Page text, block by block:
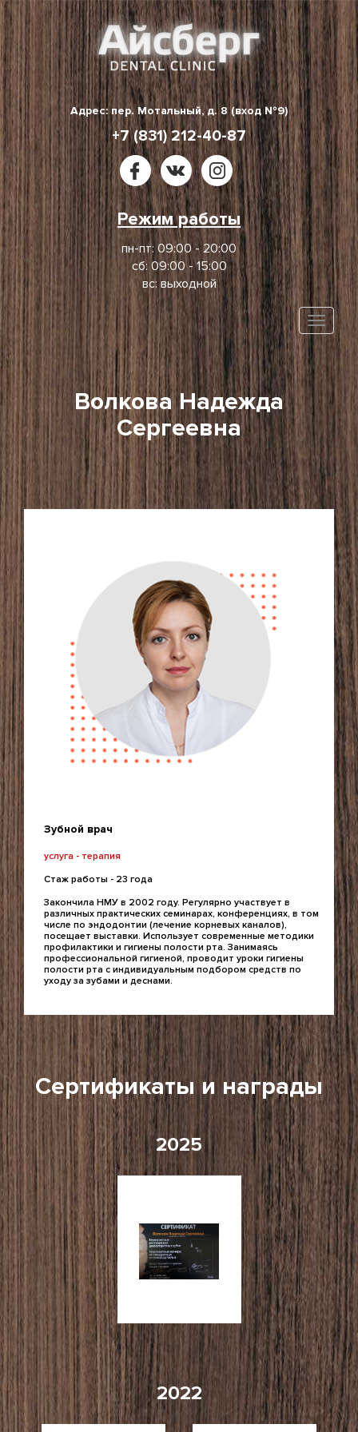
Skip
to
content
Адрес: пер. Мотальный, д. 8 (вход №9)
+7 (831) 212-40-87
Режим работы
пн-пт: 09:00 - 20:00
сб: 09:00 - 15:00
вс: выходной
Toggle
Волкова Надежда
Сергеевна
Зубной врач
услуга - терапия
Стаж работы - 23 года
Закончила НМУ в 2002 году. Регулярно участвует в
различных практических семинарах, конференциях, в том
числе по эндодонтии (лечение корневых каналов),
посещает выставки. Использует современные методики
профилактики и гигиены полости рта. Занимаясь
профессиональной гигиеной, проводит уроки гигиены
полости рта с индивидуальным подбором средств по
уходу за зубами и деснами.
Сертификаты и награды
2025
2022